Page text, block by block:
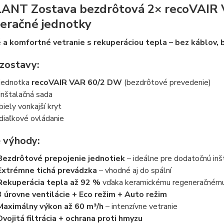
Zostava bezdrôtová 2×
jednotky
a komfortné vetranie s rekuperáciou tepla – bez káblov,
recoVAIR VAR 60/2 DW(bezdrôtové prevedenie)
sada
vonkajší kryt
ovládanie
prepojenie jednotiek– ideálne pre dodatočnú
tichá prevádzka – vhodné aj do spální
tepla až 92 % vďaka keramickému
úrovne ventilácie + Eco režim + Auto režim
výkon až 60 m³/h – intenzívne vetranie
filtrácia + ochrana proti hmyzu